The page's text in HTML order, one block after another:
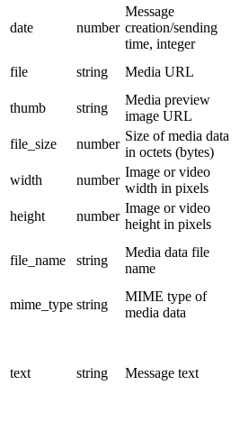
date number
Message
creation/sending
time, integer
file string Media URL
thumb
string
Media preview
image URL
file_size
number
Size of media data
in octets (bytes)
width
number
Image or video
width in pixels
height
number
Image or video
height in pixels
file_name string
Media data file
name
mime_type string
MIME type of
media data
text string Message text